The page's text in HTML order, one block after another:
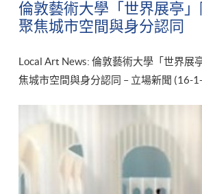
倫敦藝術大學「世界展亭
聚焦城市空間與身分認同
Local Art News: 倫敦藝術大學「世界
焦城市空間與身分認同 – 立場新聞 (16-